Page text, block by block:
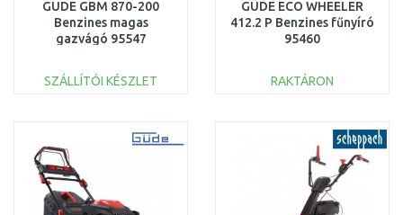
GÜDE GBM 870-200
Benzines magas
gazvágó 95547
SZÁLLÍTÓI KÉSZLET
Összehasonlítás
GÜDE ECO WHEELER
412.2 P Benzines fűnyíró
95460
RAKTÁRON
Összehasonlítás